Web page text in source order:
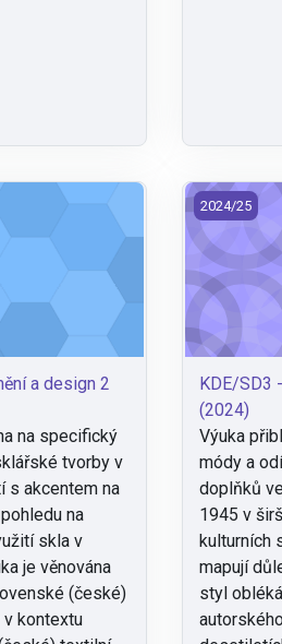
a design 2 (2024)
a design 2
na specifický
tvorby v
s akcentem na
na
skla v
je věnována
(české)
kontextu
KDE/SD3 -
2024/25
KDE/SD3
(2024)
Výuka
módy a
doplňků
1945 v
kulturních
mapují
styl